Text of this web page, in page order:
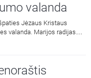
valanda
Jėzaus Kristaus
valanda. Marijos radijas
drauge kalbant Dievo
bei pasiklausyti ištraukų iš
Vilniuje, kur saugomas ir